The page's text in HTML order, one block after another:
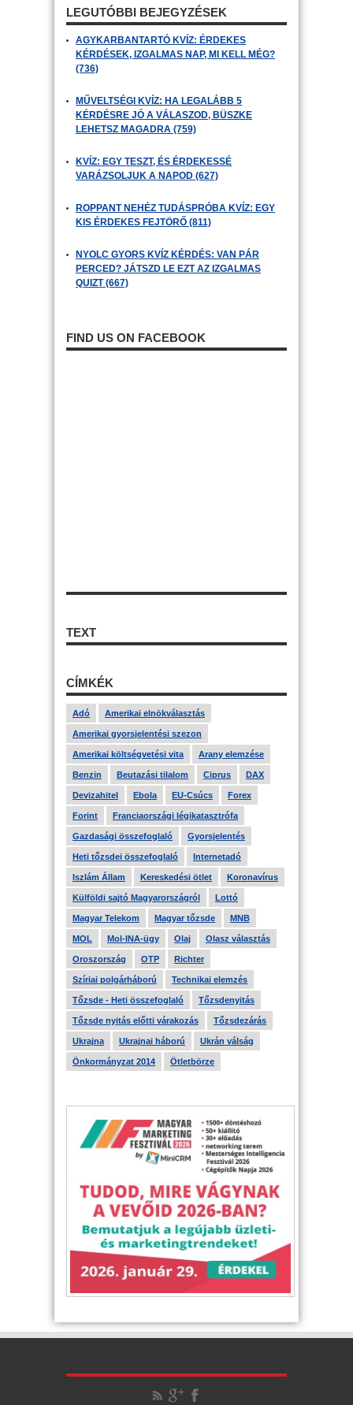
LEGUTÓBBI BEJEGYZÉSEK
AGYKARBANTARTÓ KVÍZ: ÉRDEKES
KÉRDÉSEK, IZGALMAS NAP, MI KELL MÉG?
(736)
MŰVELTSÉGI KVÍZ: HA LEGALÁBB 5
KÉRDÉSRE JÓ A VÁLASZOD, BÜSZKE
LEHETSZ MAGADRA (759)
KVÍZ: EGY TESZT, ÉS ÉRDEKESSÉ
VARÁZSOLJUK A NAPOD (627)
ROPPANT NEHÉZ TUDÁSPRÓBA KVÍZ: EGY
KIS ÉRDEKES FEJTÖRŐ (811)
NYOLC GYORS KVÍZ KÉRDÉS: VAN PÁR
PERCED? JÁTSZD LE EZT AZ IZGALMAS
QUIZT (667)
FIND US ON FACEBOOK
TEXT
CÍMKÉK
Adó Amerikai elnökválasztás
Amerikai gyorsjelentési szezon
Amerikai költségvetési vita Arany elemzése
Benzin Beutazási tilalom Ciprus DAX
Devizahitel Ebola EU-Csúcs Forex
Forint Franciaországi légikatasztrófa
Gazdasági összefoglaló Gyorsjelentés
Heti tőzsdei összefoglaló Internetadó
Iszlám Állam Kereskedési ötlet Koronavírus
Külföldi sajtó Magyarországról Lottó
Magyar Telekom Magyar tőzsde MNB
MOL Mol-INA-ügy Olaj Olasz választás
Oroszország OTP Richter
Szíriai polgárháború Technikai elemzés
Tőzsde - Heti összefoglaló Tőzsdenyitás
Tőzsde nyitás előtti várakozás Tőzsdezárás
Ukrajna Ukrajnai háború Ukrán válság
Önkormányzat 2014 Ötletbörze